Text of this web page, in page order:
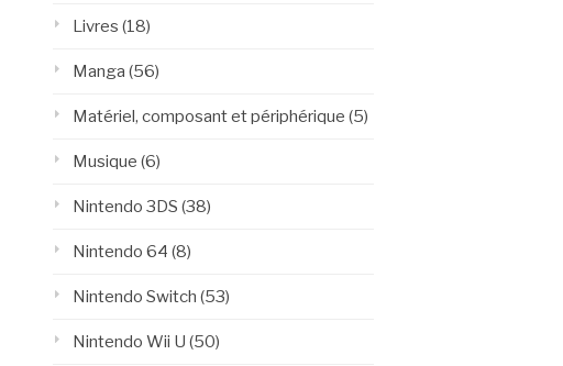
Livres (18)
Manga (56)
Matériel, composant et périphérique (5)
Musique (6)
Nintendo 3DS (38)
Nintendo 64 (8)
Nintendo Switch (53)
Nintendo Wii U (50)